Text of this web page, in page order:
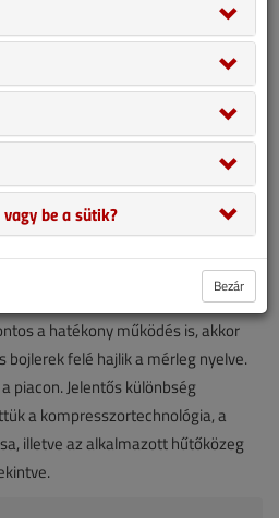
bojlerrel
berendezést vállaszunk háztartási
érveket felhozni, miért előnyös
tervezett és gyártott készüléket
a hatékony működés is, akkor
felé hajlik a mérleg nyelve.
piacon. Jelentős különbség
a kompresszortechnológia, a
illetve az alkalmazott hűtőközeg
be a sütik?
Bezár